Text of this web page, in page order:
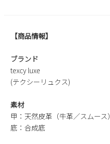
新規会員登録
会社概要
プライバシーポリシー
【商品情報】
ブランド
texcy luxe
(テクシーリュクス)
素材
甲：天然皮革（牛革／スムース）
底：合成底